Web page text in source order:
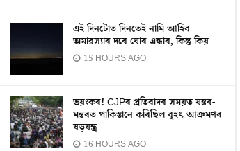
এই দিনটোত দিনতেই নামি আহিব
অমাৱস্যাৰ দৰে ঘোৰ এন্ধাৰ, কিন্তু কিয়
15 HOURS AGO
ভয়ংকৰ! CJPৰ প্ৰতিবাদৰ সময়ত যন্তৰ-
মন্তৰত পাকিস্তানে কৰিছিল বৃহৎ আক্ৰমণৰ
ষড়যন্ত্ৰ
16 HOURS AGO